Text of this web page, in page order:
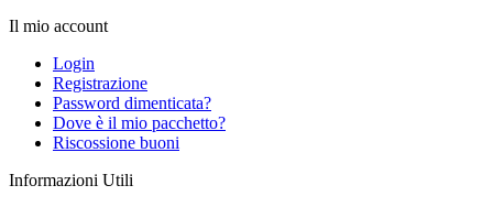
Il mio account
Login
Registrazione
Password dimenticata?
Dove è il mio pacchetto?
Riscossione buoni
Informazioni Utili